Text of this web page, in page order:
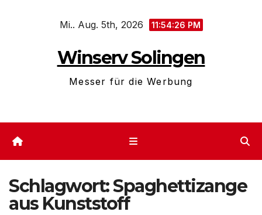
Mi.. Aug. 5th, 2026 11:54:26 PM
Winserv Solingen
Messer für die Werbung
Schlagwort:Spaghettizange
aus Kunststoff